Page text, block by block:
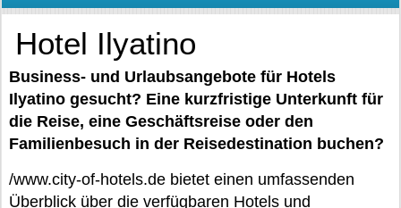
Hotel Ilyatino
Business- und Urlaubsangebote für Hotels
Ilyatino gesucht? Eine kurzfristige Unterkunft für
die Reise, eine Geschäftsreise oder den
Familienbesuch in der Reisedestination buchen?
/www.city-of-hotels.de bietet einen umfassenden
Überblick über die verfügbaren Hotels und